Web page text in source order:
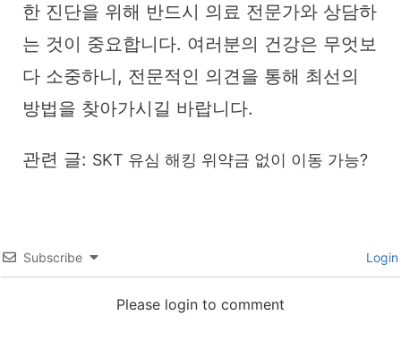
한 진단을 위해 반드시 의료 전문가와 상담하
는 것이 중요합니다. 여러분의 건강은 무엇보
다 소중하니, 전문적인 의견을 통해 최선의
방법을 찾아가시길 바랍니다.
관련 글: SKT 유심 해킹 위약금 없이 이동 가능?
Subscribe Login
Please login to comment